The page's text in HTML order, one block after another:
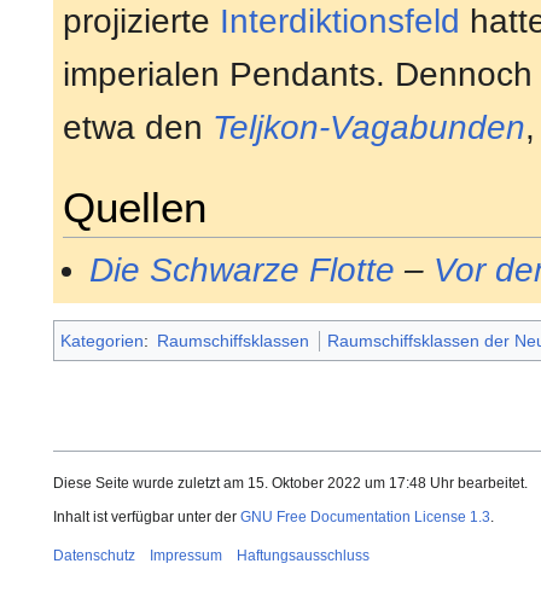
projizierte Interdiktionsfeld
imperialen Pendants.
etwa den Teljkon-Vagabunden
Quellen
Die Schwarze Flotte – Vor
Kategorien: Raumschiffsklassen Raumschiffsklassen der
Diese Seite wurde zuletzt am 15. Oktober 2022 um 17:48 Uhr bearbeitet.
Inhalt ist verfügbar unter der GNU Free Documentation License 1.3.
Datenschutz Impressum Haftungsausschluss